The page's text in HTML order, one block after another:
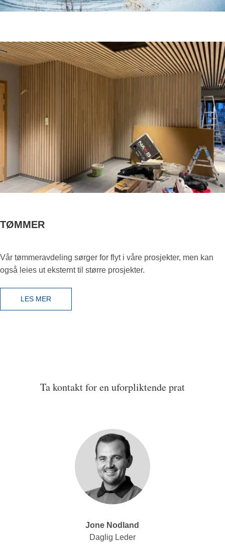
TØMMER
Vår tømmeravdeling sørger for flyt i våre prosjekter, men kan
også leies ut eksternt til større prosjekter.
LES MER
Ta kontakt for en uforpliktende prat
Jone Nodland
Daglig Leder